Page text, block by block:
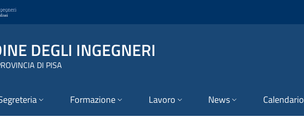
DEGLI INGEGNERI
DI PISA
Formazione Lavoro News Calendario